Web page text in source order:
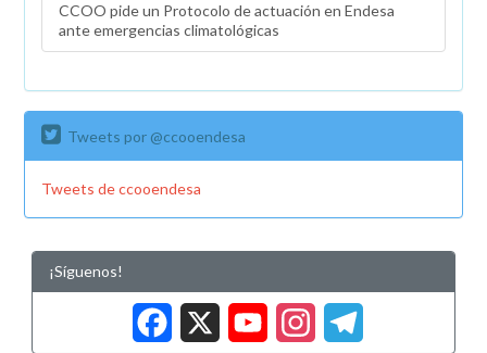
CCOO pide un Protocolo de actuación en Endesa
ante emergencias climatológicas
Tweets por @ccooendesa
Tweets de ccooendesa
¡Síguenos!
Facebook
X